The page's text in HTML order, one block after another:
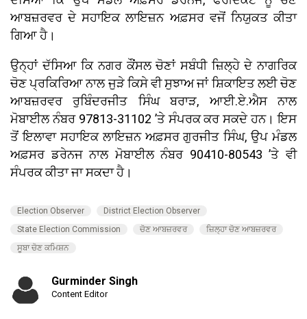
ਆਬਜ਼ਰਵਰ ਦੇ ਸਹਾਇਕ ਲਾਇਜ਼ਨ ਅਫ਼ਸਰ ਵਜੋਂ ਨਿਯੁਕਤ ਕੀਤਾ
ਗਿਆ ਹੈ।
ਉਨ੍ਹਾਂ ਦੱਸਿਆ ਕਿ ਨਗਰ ਕੌਂਸਲ ਚੋਣਾਂ ਸਬੰਧੀ ਜ਼ਿਲ੍ਹੇ ਦੇ ਨਾਗਰਿਕ
ਚੋਣ ਪ੍ਰਕਿਰਿਆ ਨਾਲ ਜੁੜੇ ਕਿਸੇ ਵੀ ਸੁਝਾਅ ਜਾਂ ਸ਼ਿਕਾਇਤ ਲਈ ਚੋਣ
ਆਬਜ਼ਰਵਰ ਰੁਬਿੰਦਰਜੀਤ ਸਿੰਘ ਬਰਾੜ, ਆਈ.ਏ.ਐਸ ਨਾਲ
ਮੋਬਾਈਲ ਨੰਬਰ 97813-31102 ’ਤੇ ਸੰਪਰਕ ਕਰ ਸਕਦੇ ਹਨ। ਇਸ
ਤੋਂ ਇਲਾਵਾ ਸਹਾਇਕ ਲਾਇਜ਼ਨ ਅਫ਼ਸਰ ਗੁਰਜੀਤ ਸਿੰਘ, ਉਪ ਮੰਡਲ
ਅਫ਼ਸਰ ਡਰੇਨਜ ਨਾਲ ਮੋਬਾਈਲ ਨੰਬਰ 90410-80543 ’ਤੇ ਵੀ
ਸੰਪਰਕ ਕੀਤਾ ਜਾ ਸਕਦਾ ਹੈ।
Election Observer
District Election Observer
State Election Commission
ਚੋਣ ਆਬਜ਼ਰਵਰ
ਜ਼ਿਲ੍ਹਾ ਚੋਣ ਆਬਜ਼ਰਵਰ
ਸੂਬਾ ਚੋਣ ਕਮਿਸ਼ਨ
Gurminder Singh
Content Editor